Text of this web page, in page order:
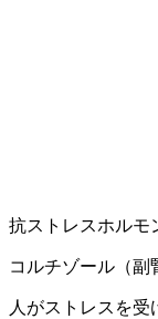
抗ストレスホルモ
コルチゾール（副
人がストレスを受